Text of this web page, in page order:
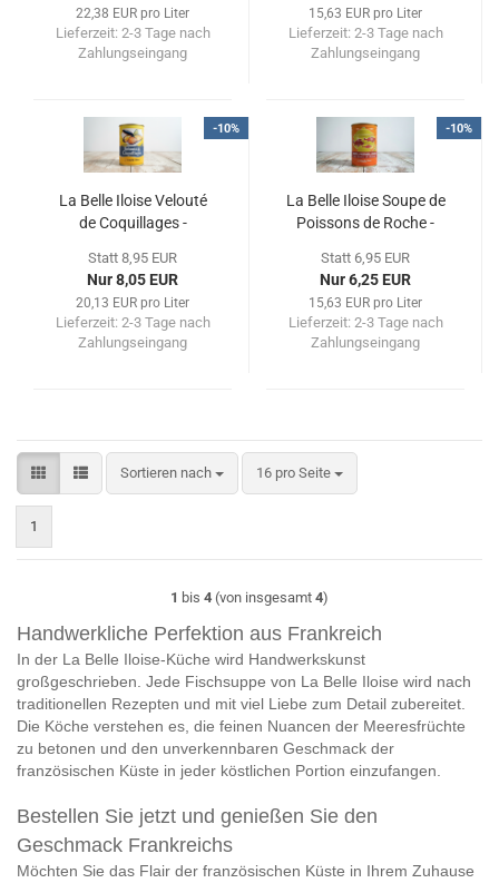
22,38 EUR pro Liter
Lieferzeit: 2-3 Tage nach
Zahlungseingang
15,63 EUR pro Liter
Lieferzeit: 2-3 Tage nach
Zahlungseingang
-10%
La Belle Iloise Velouté
de Coquillages -
Statt 8,95 EUR
Nur 8,05 EUR
20,13 EUR pro Liter
Lieferzeit: 2-3 Tage nach
Zahlungseingang
-10%
La Belle Iloise Soupe de
Poissons de Roche -
Statt 6,95 EUR
Nur 6,25 EUR
15,63 EUR pro Liter
Lieferzeit: 2-3 Tage nach
Zahlungseingang
Sortieren nach
Sortieren nach 16 pro Seite
pro Seite
1
1 bis 4 (von insgesamt 4)
Handwerkliche Perfektion aus Frankreich
In der La Belle Iloise-Küche wird Handwerkskunst
großgeschrieben. Jede Fischsuppe von La Belle Iloise wird nach
traditionellen Rezepten und mit viel Liebe zum Detail zubereitet.
Die Köche verstehen es, die feinen Nuancen der Meeresfrüchte
zu betonen und den unverkennbaren Geschmack der
französischen Küste in jeder köstlichen Portion einzufangen.
Bestellen Sie jetzt und genießen Sie den
Geschmack Frankreichs
Möchten Sie das Flair der französischen Küste in Ihrem Zuhause